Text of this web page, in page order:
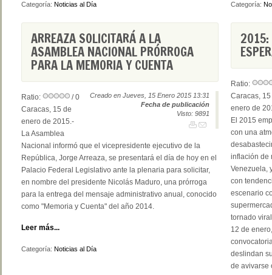
Categoría: Noticias al Día Categoría:
ARREAZA SOLICITARÁ A LA
ASAMBLEA NACIONAL PRÓRROGA
PARA LA MEMORIA Y CUENTA
Creado en Jueves, 15 Enero 2015 13:31
Fecha de publicación
Visto: 9891
Ratio:
/ 0
Caracas, 15 de
enero de 2015.-
La Asamblea
Nacional informó que el vicepresidente ejecutivo de la
República, Jorge Arreaza, se presentará el día de hoy en el
Palacio Federal Legislativo ante la plenaria para solicitar,
en nombre del presidente Nicolás Maduro, una prórroga
para la entrega del mensaje administrativo anual, conocido
como "Memoria y Cuenta" del año 2014.
Leer más...
Categoría: Noticias al Día
2015:
Ratio:
Caracas,
enero de
El 2015
con una
inflación de
Venezuela,
con
escenario
tornado
12 de
deslindan
de avivarse